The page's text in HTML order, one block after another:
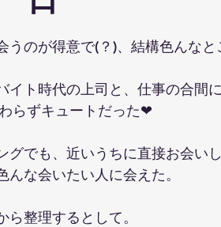
価されています。
うのが得意で(？)、結構色んな
イト時代の上司と、仕事の合間
らずキュートだった❤
グでも、近いうちに直接お会い
な会いたい人に会えた。
整理するとして。